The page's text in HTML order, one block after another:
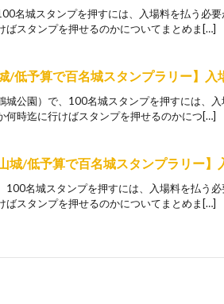
名城スタンプを押すには、入場料を払う必
ばスタンプを押せるのかについてまとめま[…]
/低予算で百名城スタンプラリー】
城公園）で、100名城スタンプを押すには、
何時迄に行けばスタンプを押せるのかにつ[…]
城/低予算で百名城スタンプラリー
100名城スタンプを押すには、入場料を払う
ばスタンプを押せるのかについてまとめま[…]